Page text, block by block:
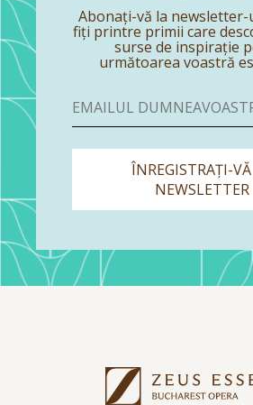
Abonați-vă la
fiți printre primii care
surse de inspirație
următoarea voastră
ÎNREGISTRAȚI-
NEWSLETTER